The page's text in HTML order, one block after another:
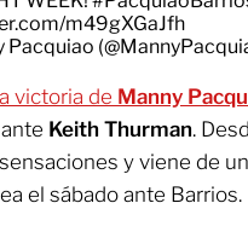
m49gXGaJfh
Pacquiao
victoria de Manny
Keith Thurman.
y viene de
el sábado ante Barrios.